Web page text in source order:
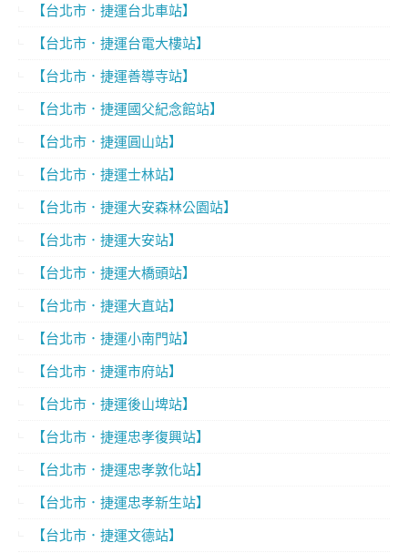
【台北市．捷運台北車站】
【台北市．捷運台電大樓站】
【台北市．捷運善導寺站】
【台北市．捷運國父紀念館站】
【台北市．捷運圓山站】
【台北市．捷運士林站】
【台北市．捷運大安森林公園站】
【台北市．捷運大安站】
【台北市．捷運大橋頭站】
【台北市．捷運大直站】
【台北市．捷運小南門站】
【台北市．捷運市府站】
【台北市．捷運後山埤站】
【台北市．捷運忠孝復興站】
【台北市．捷運忠孝敦化站】
【台北市．捷運忠孝新生站】
【台北市．捷運文德站】